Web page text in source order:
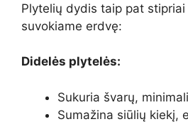
Plytelių dydis taip pat
suvokiame erdvę:
Didelės plytelės:
Sukuria švarų,
Sumažina siūlių kiekį,